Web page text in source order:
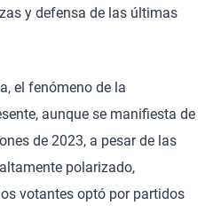
y defensa de las últimas
el fenómeno de la
aunque se manifiesta de
de 2023, a pesar de las
polarizado,
votantes optó por partidos